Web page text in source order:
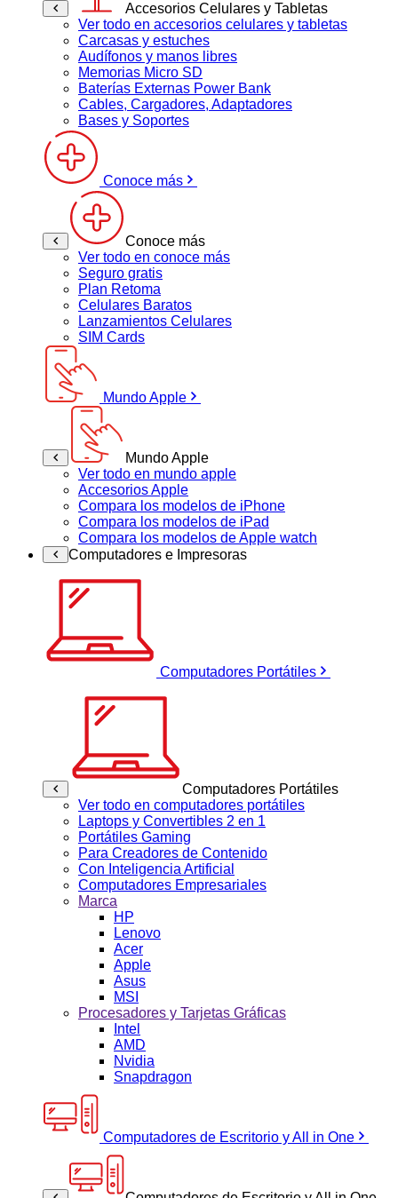
Accesorios Celulares y Tabletas
Ver todo en accesorios celulares y tabletas
Carcasas y estuches
Audífonos y manos libres
Memorias Micro SD
Baterías Externas Power Bank
Cables, Cargadores, Adaptadores
Bases y Soportes
Conoce más
Conoce más
Ver todo en conoce más
Seguro gratis
Plan Retoma
Celulares Baratos
Lanzamientos Celulares
SIM Cards
Mundo Apple
Mundo Apple
Ver todo en mundo apple
Accesorios Apple
Compara los modelos de iPhone
Compara los modelos de iPad
Compara los modelos de Apple watch
Computadores e Impresoras
Computadores Portátiles
Computadores Portátiles
Ver todo en computadores portátiles
Laptops y Convertibles 2 en 1
Portátiles Gaming
Para Creadores de Contenido
Con Inteligencia Artificial
Computadores Empresariales
Marca
HP
Lenovo
Acer
Apple
Asus
MSI
Procesadores y Tarjetas Gráficas
Intel
AMD
Nvidia
Snapdragon
Computadores de Escritorio y All in One